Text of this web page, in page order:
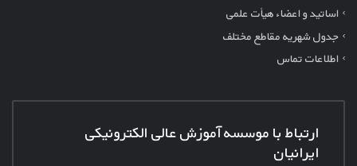
اساتید و اعضاء هیأت علمی
جدول شهریه مقاطع مختلف
اطلاعات تماس
ارتباط با موسسه آموزش عالی الکترونیکی
ایرانیان